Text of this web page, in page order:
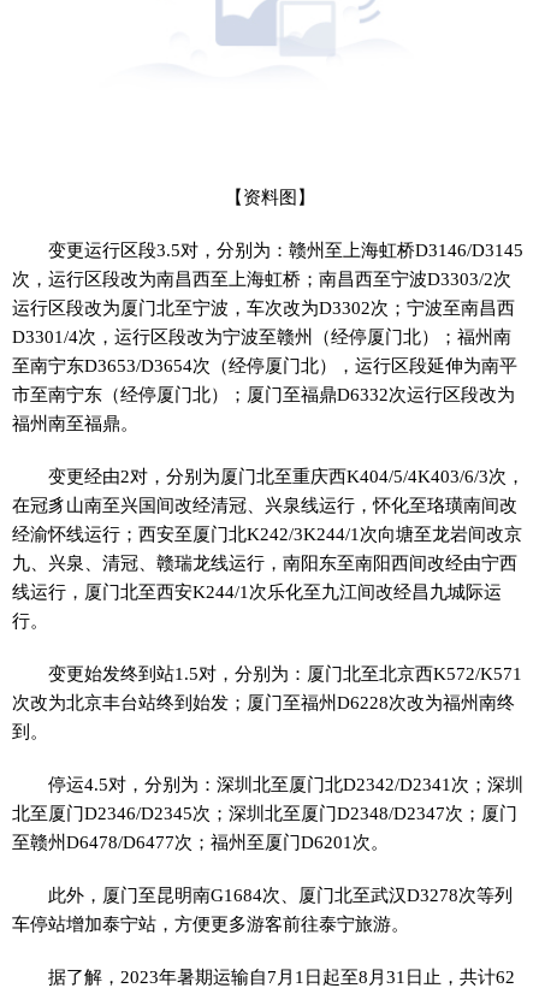
【资料图】
变更运行区段3.5对，分别为：赣州至上海虹桥D3146/D3145
次，运行区段改为南昌西至上海虹桥；南昌西至宁波D3303/2次
运行区段改为厦门北至宁波，车次改为D3302次；宁波至南昌西
D3301/4次，运行区段改为宁波至赣州（经停厦门北）；福州南
至南宁东D3653/D3654次（经停厦门北），运行区段延伸为南平
市至南宁东（经停厦门北）；厦门至福鼎D6332次运行区段改为
福州南至福鼎。
变更经由2对，分别为厦门北至重庆西K404/5/4K403/6/3次，
在冠豸山南至兴国间改经清冠、兴泉线运行，怀化至珞璜南间改
经渝怀线运行；西安至厦门北K242/3K244/1次向塘至龙岩间改京
九、兴泉、清冠、赣瑞龙线运行，南阳东至南阳西间改经由宁西
线运行，厦门北至西安K244/1次乐化至九江间改经昌九城际运
行。
变更始发终到站1.5对，分别为：厦门北至北京西K572/K571
次改为北京丰台站终到始发；厦门至福州D6228次改为福州南终
到。
停运4.5对，分别为：深圳北至厦门北D2342/D2341次；深圳
北至厦门D2346/D2345次；深圳北至厦门D2348/D2347次；厦门
至赣州D6478/D6477次；福州至厦门D6201次。
此外，厦门至昆明南G1684次、厦门北至武汉D3278次等列
车停站增加泰宁站，方便更多游客前往泰宁旅游。
据了解，2023年暑期运输自7月1日起至8月31日止，共计62